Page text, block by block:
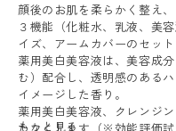
顔後のお肌を柔らかく整え
３機能（化粧水、乳液、美
イズ、アームカバーのセット
薬用美白美容液は、美容成
む）配合し、透明感のある
イメージした香り。
薬用美白美容液、クレンジ
もっと見る